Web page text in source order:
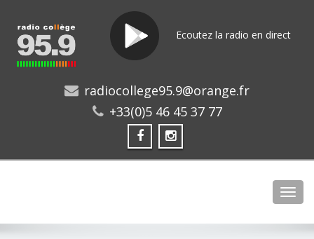
Ecoutez la radio en direct
radiocollege95.9@orange.fr
+33(0)5 46 45 37 77